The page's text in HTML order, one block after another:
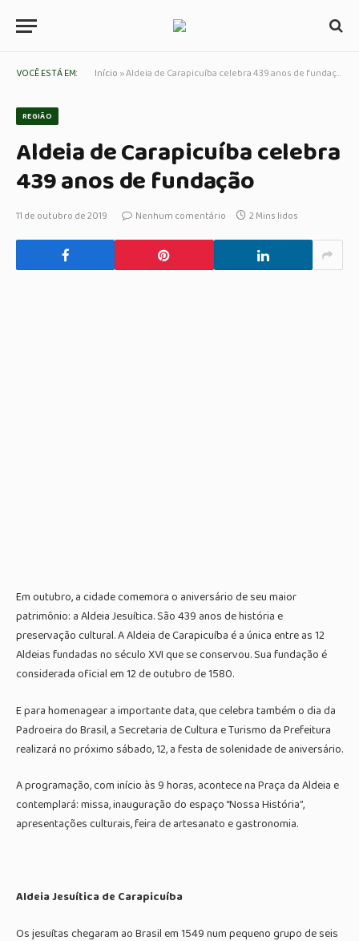
VOCÊ ESTÁ EM: Início »Aldeia de Carapicuíba celebra 439 anos de fundação
REGIÃO
Aldeia de Carapicuíba celebra
439 anos de fundação
11 de outubro de 2019 Nenhum comentário 2 Mins lidos
Em outubro, a cidade comemora o aniversário de seu maior
patrimônio: a Aldeia Jesuítica. São 439 anos de história e
preservação cultural. A Aldeia de Carapicuíba é a única entre as 12
Aldeias fundadas no século XVI que se conservou. Sua fundação é
considerada oficial em 12 de outubro de 1580.
E para homenagear a importante data, que celebra também o dia da
Padroeira do Brasil, a Secretaria de Cultura e Turismo da Prefeitura
realizará no próximo sábado, 12, a festa de solenidade de aniversário.
A programação, com início às 9 horas, acontece na Praça da Aldeia e
contemplará: missa, inauguração do espaço “Nossa História”,
apresentações culturais, feira de artesanato e gastronomia.
Aldeia Jesuítica de Carapicuíba
Os jesuítas chegaram ao Brasil em 1549 num pequeno grupo de seis